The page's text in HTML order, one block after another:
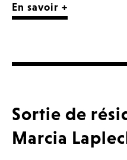
En savoir +
Sortie de
Marcia